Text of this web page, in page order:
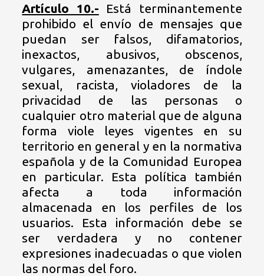
Artículo 10.- Está terminantemente
prohibido el envío de mensajes que
puedan ser falsos, difamatorios,
inexactos, abusivos, obscenos,
vulgares, amenazantes, de índole
sexual, racista, violadores de la
privacidad de las personas o
cualquier otro material que de alguna
forma viole leyes vigentes en su
territorio en general y en la normativa
española y de la Comunidad Europea
en particular. Esta política también
afecta a toda información
almacenada en los perfiles de los
usuarios. Esta información debe se
ser verdadera y no contener
expresiones inadecuadas o que violen
las normas del foro.